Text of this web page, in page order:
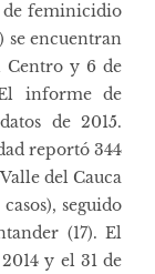
de feminicidio
se encuentran
Centro y 6 de
informe de
de 2015.
reportó 344
del Cauca
seguido
(17). El
y el 31 de